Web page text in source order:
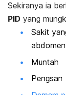
Sekiranya ia
PID yang
Sakit
abdomen
Muntah
Pengsan